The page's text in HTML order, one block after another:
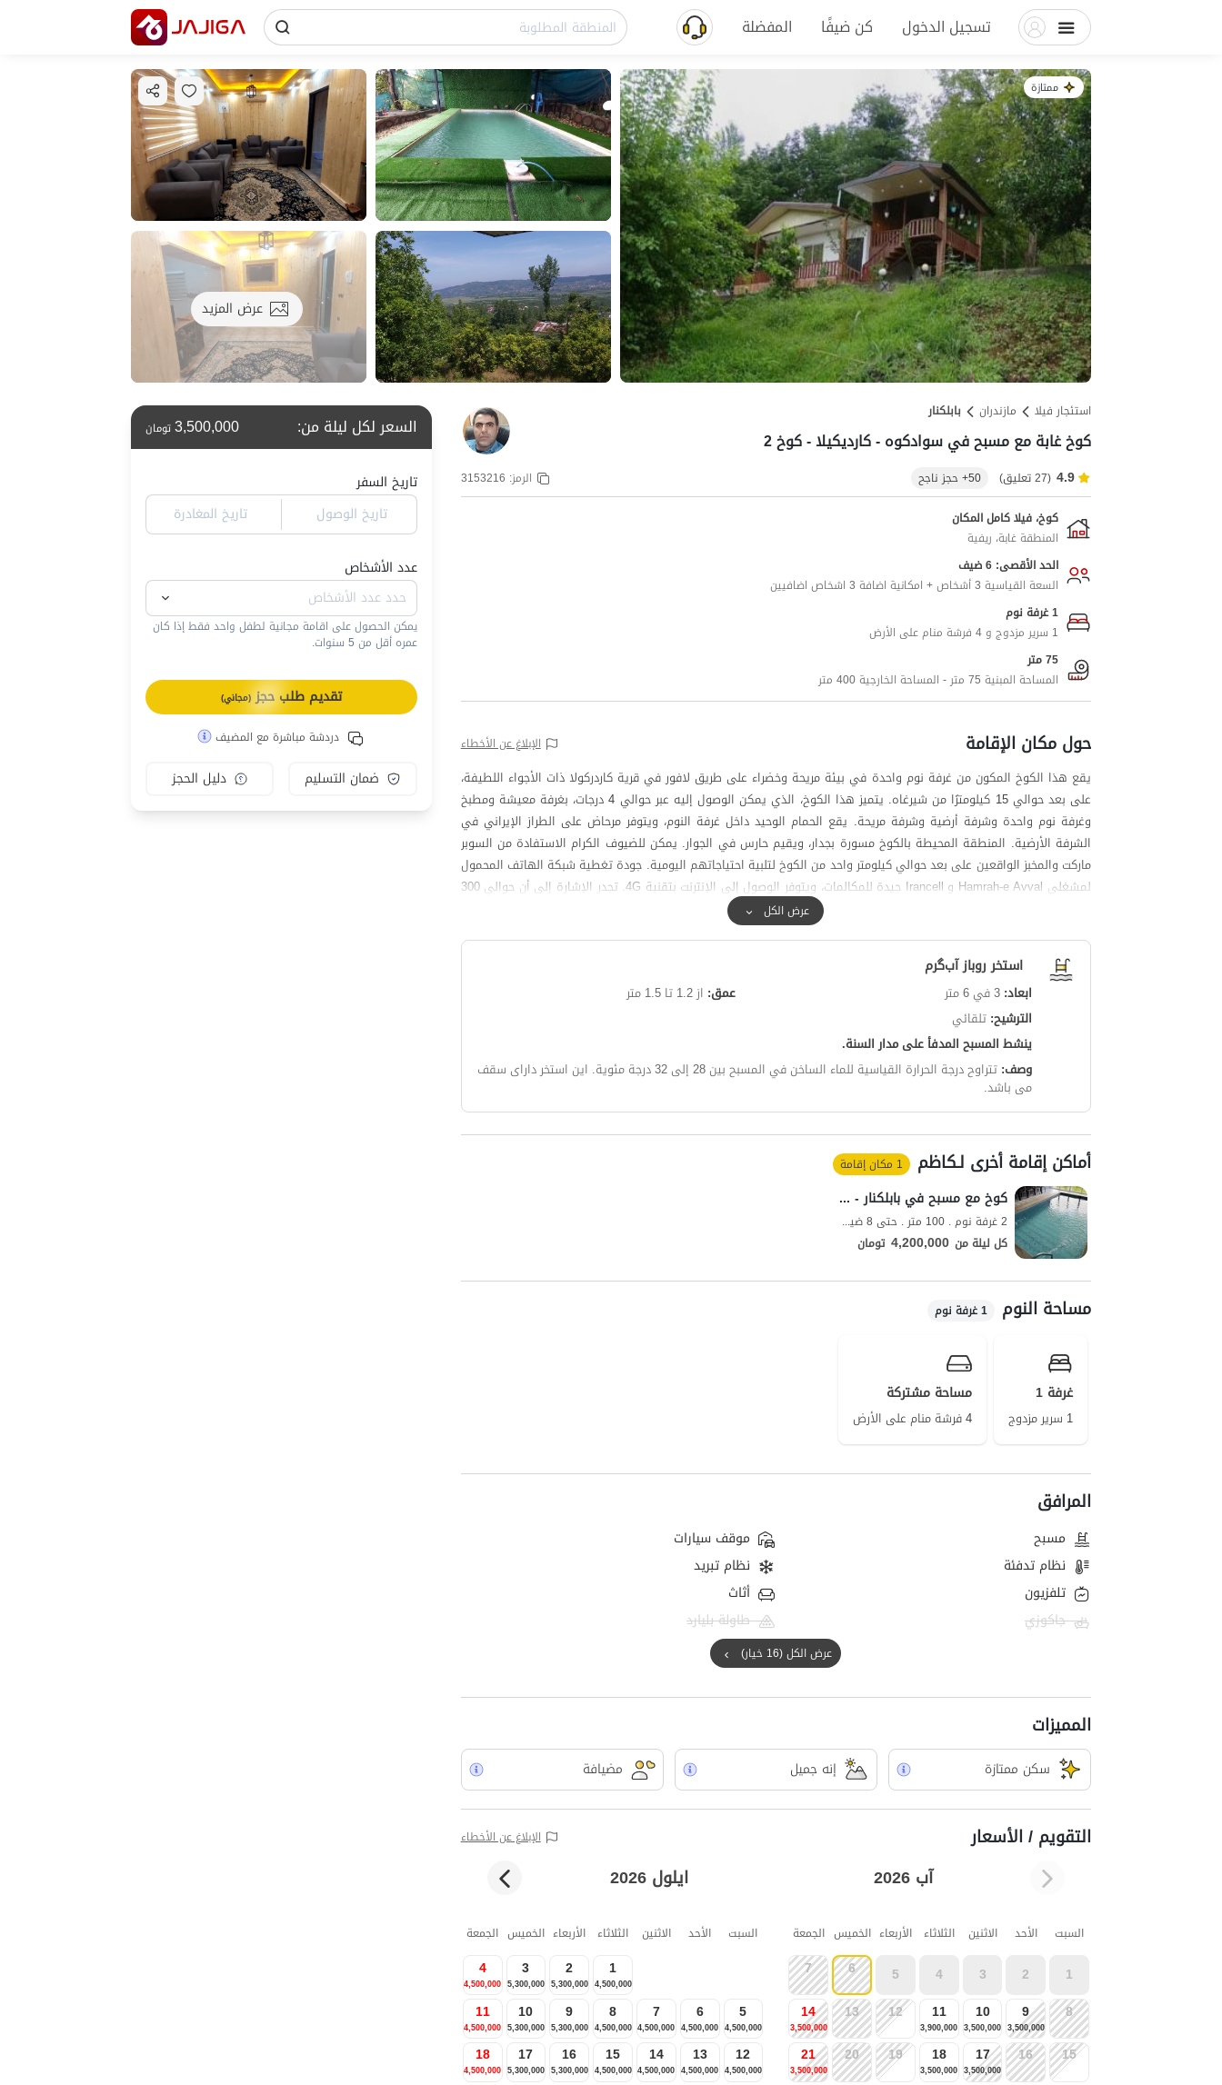
تسجيل الدخول كن ضيفًا المفضلة
ممتازة
عرض المزيد
استئجار فيلا مازندران بابلکنار
كوخ غابة مع مسبح في سوادكوه - كارديكيلا - كوخ 2
4.9 (27 تعليق) 50+ حجز ناجح الرمز: 3153216
كوخ، فيلا كامل المكان
المنطقة غابة، ريفية
الحد الأقصى: 6 ضيف
السعة القياسية 3 أشخاص + امكانية اضافة 3 اشخاص اضافيين
1 غرفة نوم
1 سرير مزدوج و 4 فرشة منام على الأرض
75 متر
المساحة المبنية 75 متر - المساحة الخارجية 400 متر
حول مكان الإقامة الإبلاغ عن الأخطاء
يقع هذا الكوخ المكون من غرفة نوم واحدة في بيئة مريحة وخضراء على طريق لافور في قرية كاردركولا ذات الأجواء اللطيفة،
على بعد حوالي 15 كيلومترًا من شيرغاه. يتميز هذا الكوخ، الذي يمكن الوصول إليه عبر حوالي 4 درجات، بغرفة معيشة ومطبخ
وغرفة نوم واحدة وشرفة أرضية وشرفة مريحة. يقع الحمام الوحيد داخل غرفة النوم، ويتوفر مرحاض على الطراز الإيراني في
الشرفة الأرضية. المنطقة المحيطة بالكوخ مسورة بجدار، ويقيم حارس في الجوار. يمكن للضيوف الكرام الاستفادة من السوبر
ماركت والمخبز الواقعين على بعد حوالي كيلومتر واحد من الكوخ لتلبية احتياجاتهم اليومية. جودة تغطية شبكة الهاتف المحمول
لمشغلي Hamrah-e Avval و Irancell جيدة للمكالمات، ويتوفر الوصول إلى الإنترنت بتقنية 4G. تجدر الإشارة إلى أن حوالي 300
متر من الطريق المؤدي إلى الكوخ هو طريق غير معبد (ترابي).عرض الكل
استخر روباز آب‌گرم
ابعاد: 3 في 6 متر عمق: از 1.2 تا 1.5 متر
الترشيح: تلقائي
ينشط المسبح المدفأ على مدار السنة.
وصف: تتراوح درجة الحرارة القياسية للماء الساخن في المسبح بين 28 إلى 32 درجة مئوية.
این استخر دارای سقف
می باشد.
أماكن إقامة أخرى لـکاظم 1 مكان إقامة
كوخ مع مسبح في بابلكنار - كارديركولا - كوخ 1
2 غرفة نوم . 100 متر . حتى 8 ضيف
كل ليلة من 4,200,000 تومان
مساحة النوم 1 غرفة نوم
غرفة 1
1 سرير مزدوج
مساحة مشتركة
4 فرشة منام على الأرض
المرافق
مسبح
موقف سيارات
نظام تدفئة
نظام تبريد
تلفزيون
أثاث
جاكوزي
طاولة بليارد
عرض الكل (16 خيار)
المميزات
سکن ممتازة إنه جميل مضيافة
التقويم / الأسعار الإبلاغ عن الأخطاء
آب 2026 ايلول 2026
السبت الأحد الاثنين الثلاثاء الأربعاء الخميس الجمعة
1
2
3
4
5
6
7
8
9
3,500,000
10
3,500,000
11
3,900,000
12
13
14
3,500,000
15
16
17
3,500,000
18
3,500,000
19
20
21
3,500,000
السبت الأحد الاثنين الثلاثاء الأربعاء الخميس الجمعة
1
4,500,000
2
5,300,000
3
5,300,000
4
4,500,000
5
4,500,000
6
4,500,000
7
4,500,000
8
4,500,000
9
5,300,000
10
5,300,000
11
4,500,000
12
4,500,000
13
4,500,000
14
4,500,000
15
4,500,000
16
5,300,000
17
5,300,000
18
4,500,000
السعر لكل ليلة من:
3,500,000تومان
تاريخ السفر
تاريخ الوصول
تاريخ المغادرة
عدد الأشخاص
يمكن الحصول على اقامة مجانية لطفل واحد فقط إذا كان
عمره أقل من 5 سنوات.
تقديم طلب حجز(مجاني)
دردشة مباشرة مع المضيف
ضمان التسليم دليل الحجز